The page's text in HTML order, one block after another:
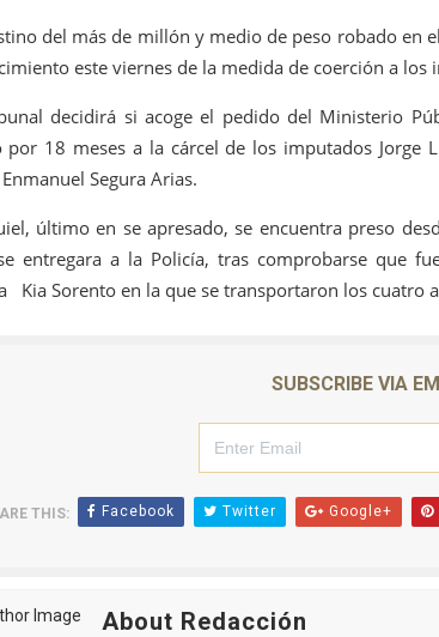
del más de millón y medio de peso robado en
este viernes de la medida de coerción a
decidirá si acoge el pedido del Ministerio
por 18 meses a la cárcel de los imputados Jorge
Segura Arias.
último en se apresado, se encuentra preso
entregara a la Policía, tras comprobarse que
Kia Sorento en la que se transportaron los cuatro
SUBSCRIBE VIA
THIS: Facebook Twitter Google+
About Redacción